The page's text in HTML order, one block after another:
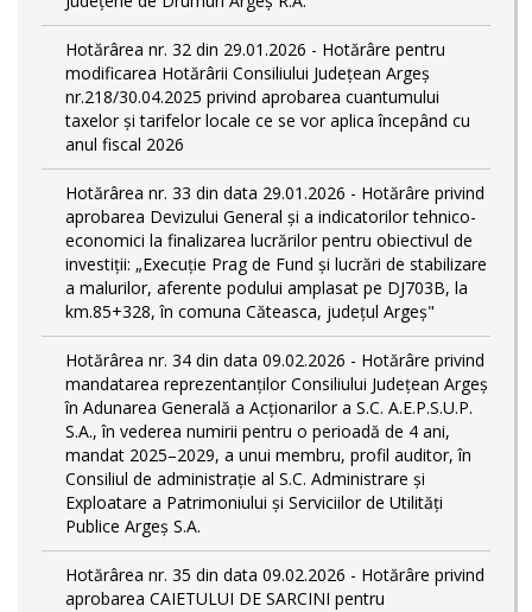
Hotărârea nr. 32 din 29.01.2026 - Hotărâre pentru
modificarea Hotărârii Consiliului Județean Argeș
nr.218/30.04.2025 privind aprobarea cuantumului
taxelor și tarifelor locale ce se vor aplica începând cu
anul fiscal 2026
Hotărârea nr. 33 din data 29.01.2026 - Hotărâre privind
aprobarea Devizului General și a indicatorilor tehnico-
economici la finalizarea lucrărilor pentru obiectivul de
investiții: „Execuție Prag de Fund și lucrări de stabilizare
a malurilor, aferente podului amplasat pe DJ703B, la
km.85+328, în comuna Căteasca, județul Argeș"
Hotărârea nr. 34 din data 09.02.2026 - Hotărâre privind
mandatarea reprezentanților Consiliului Județean Argeș
în Adunarea Generală a Acționarilor a S.C. A.E.P.S.U.P.
S.A., în vederea numirii pentru o perioadă de 4 ani,
mandat 2025–2029, a unui membru, profil auditor, în
Consiliul de administrație al S.C. Administrare și
Exploatare a Patrimoniului și Serviciilor de Utilități
Publice Argeș S.A.
Hotărârea nr. 35 din data 09.02.2026 - Hotărâre privind
aprobarea CAIETULUI DE SARCINI pentru